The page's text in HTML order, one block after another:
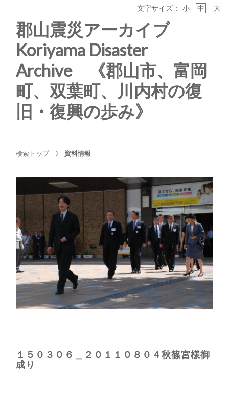
郡山震災アーカイブ
Koriyama Disaster
Archive 《郡山市、富岡
町、双葉町、川内村の復
旧・復興の歩み》
文字サイズ： 小 中 大
検索トップ 資料情報
１５０３０６＿２０１１０８０４秋篠宮様御
成り